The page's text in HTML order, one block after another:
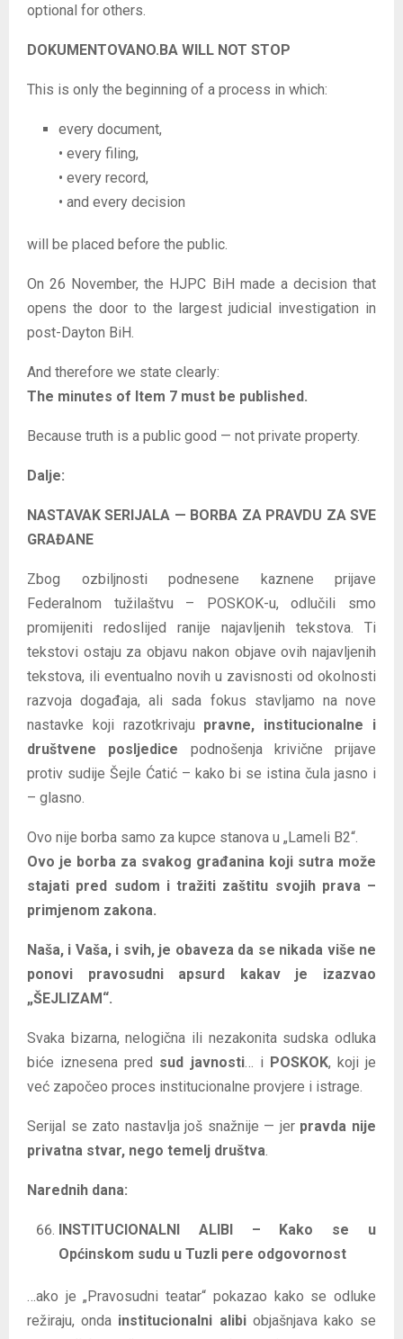
optional for others.
DOKUMENTOVANO.BA WILL NOT STOP
This is only the beginning of a process in which:
every document,
• every filing,
• every record,
• and every decision
will be placed before the public.
On 26 November, the HJPC BiH made a decision that
opens the door to the largest judicial investigation in
post-Dayton BiH.
And therefore we state clearly:
The minutes of Item 7 must be published.
Because truth is a public good — not private property.
Dalje:
NASTAVAK SERIJALA — BORBA ZA PRAVDU ZA SVE
GRAĐANE
Zbog ozbiljnosti podnesene kaznene prijave
Federalnom tužilaštvu – POSKOK-u, odlučili smo
promijeniti redoslijed ranije najavljenih tekstova. Ti
tekstovi ostaju za objavu nakon objave ovih najavljenih
tekstova, ili eventualno novih u zavisnosti od okolnosti
razvoja događaja, ali sada fokus stavljamo na nove
nastavke koji razotkrivaju pravne, institucionalne i
društvene posljedice podnošenja krivične prijave
protiv sudije Šejle Ćatić – kako bi se istina čula jasno i
– glasno.
Ovo nije borba samo za kupce stanova u „Lameli B2“.
Ovo je borba za svakog građanina koji sutra može
stajati pred sudom i tražiti zaštitu svojih prava –
primjenom zakona.
Naša, i Vaša, i svih, je obaveza da se nikada više ne
ponovi pravosudni apsurd kakav je izazvao
„ŠEJLIZAM“.
Svaka bizarna, nelogična ili nezakonita sudska odluka
biće iznesena pred sud javnosti… i POSKOK, koji je
već započeo proces institucionalne provjere i istrage.
Serijal se zato nastavlja još snažnije — jer pravda nije
privatna stvar, nego temelj društva.
Narednih dana:
INSTITUCIONALNI ALIBI – Kako se u
Općinskom sudu u Tuzli pere odgovornost
…ako je „Pravosudni teatar“ pokazao kako se odluke
režiraju, onda institucionalni alibiobjašnjava kako se